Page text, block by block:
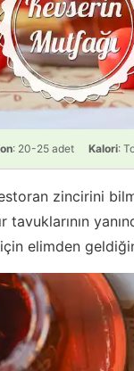
: 20-25 adet Kalori:
zincirini
tavuklarının
elimden